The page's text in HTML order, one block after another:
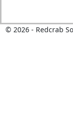
© 2026 - Redcrab